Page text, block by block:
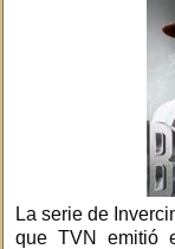
La serie de
que TVN emitió